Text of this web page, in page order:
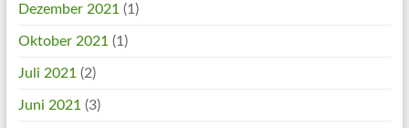
Dezember 2021 (1)
Oktober 2021 (1)
Juli 2021 (2)
Juni 2021 (3)